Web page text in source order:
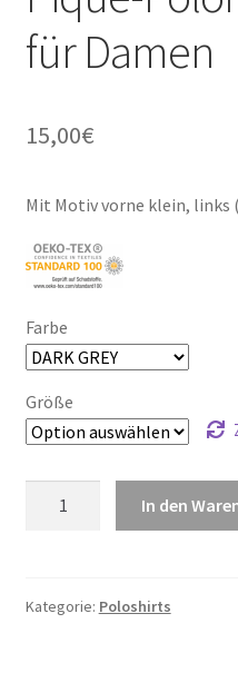
für Damen
15,00€
Mit Motiv vorne klein, links
Farbe
Größe
Damen
In den
Kategorie: Poloshirts